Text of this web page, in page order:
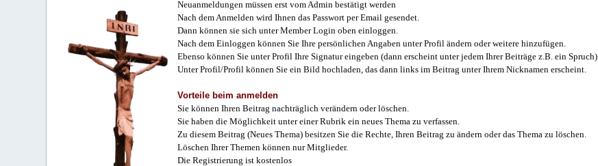
Neuanmeldungen müssen erst vom Admin bestätigt werden
Nach dem Anmelden wird Ihnen das Passwort per Email gesendet.
Dann können sie sich unter Member Login oben einloggen.
Nach dem Einloggen können Sie Ihre persönlichen Angaben unter Profil ändern oder weitere hinzufügen.
Ebenso können Sie unter Profil Ihre Signatur eingeben (dann erscheint unter jedem Ihrer Beiträge z.B. ein Spruch)
Unter Profil/Profil können Sie ein Bild hochladen, das dann links im Beitrag unter Ihrem Nicknamen erscheint.
Vorteile beim anmelden
Sie können Ihren Beitrag nachträglich verändern oder löschen.
Sie haben die Möglichkeit unter einer Rubrik ein neues Thema zu verfassen.
Zu diesem Beitrag (Neues Thema) besitzen Sie die Rechte, Ihren Beitrag zu ändern oder das Thema zu löschen.
Löschen Ihrer Themen können nur Mitglieder.
Die Registrierung ist kostenlos